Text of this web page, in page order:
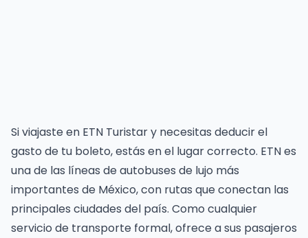
Si viajaste en ETN Turistar y necesitas deducir el
gasto de tu boleto, estás en el lugar correcto. ETN es
una de las líneas de autobuses de lujo más
importantes de México, con rutas que conectan las
principales ciudades del país. Como cualquier
servicio de transporte formal, ofrece a sus pasajeros